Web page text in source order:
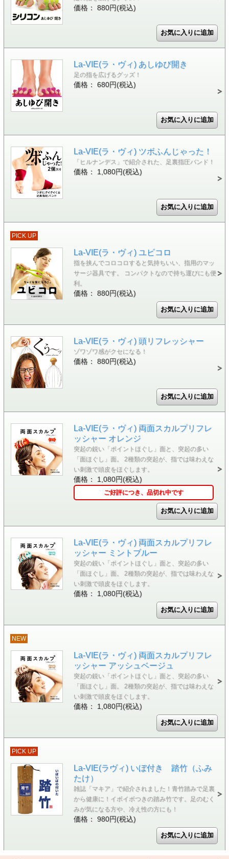
価格： 880円(税込)
La-VIE(ラ・ヴィ) あしゆび開き
足の指を広げるグッズ！
価格： 680円(税込)
La-VIE(ラ・ヴィ) ツボふんじゃった！
「ヒルナンデス」で紹介された、足裏指圧バンド！
価格： 1,080円(税込)
PICK UP
La-VIE(ラ・ヴィ) ユビコロ
指を挟んでコロコロすると気持ちいい、指用のマッ
サージ器具です。 コンパクトなので持ち運びにも便
利。
価格： 880円(税込)
La-VIE(ラ・ヴィ) 頭リフレッシャー
ゾワゾワ感がクセになる！
価格： 880円(税込)
La-VIE(ラ・ヴィ) 両面スカルプリフレ
ッシャー オレンジ
突起の鋭い「ポイントほぐし」面と、突起の多い
「面ほぐし」面。 2種類の突起が、指では味わえな
い刺激で頭皮をほぐします。
価格： 1,080円(税込)
ご好評につき、品切れ中です
La-VIE(ラ・ヴィ) 両面スカルプリフレ
ッシャー ミントブルー
突起の鋭い「ポイントほぐし」面と、突起の多い
「面ほぐし」面。 2種類の突起が、指では味わえな
い刺激で頭皮をほぐします。
価格： 1,080円(税込)
NEW
La-VIE(ラ・ヴィ) 両面スカルプリフレ
ッシャー アッシュベージュ
突起の鋭い「ポイントほぐし」面と、突起の多い
「面ほぐし」面。 2種類の突起が、指では味わえな
い刺激で頭皮をほぐします。
価格： 1,080円(税込)
PICK UP
La-VIE(ラヴィ) いぼ付き 踏竹（ふみ
たけ）
雑誌「マキア」で紹介されました！青竹踏みで足裏
から健康に！イボイボつきの踏み竹です。足のむく
みが気になる方や、冷え性の方にも！
価格： 980円(税込)